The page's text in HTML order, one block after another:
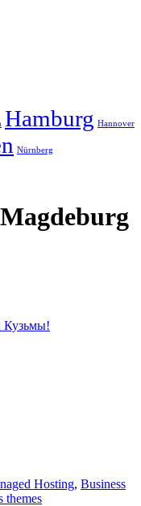
Hamburg Hannover
Nürnberg
Кузьмы!
Hosting, Business
themes